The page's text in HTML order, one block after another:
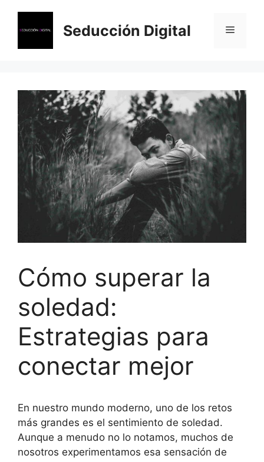
Seducción Digital Menú
Cómo superar la
soledad:
Estrategias para
conectar mejor
En nuestro mundo moderno, uno de los retos
más grandes es el sentimiento de soledad.
Aunque a menudo no lo notamos, muchos de
nosotros experimentamos esa sensación de